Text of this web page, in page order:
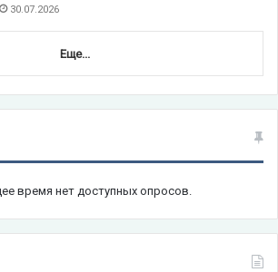
30.07.2026
Еще...
время нет доступных опросов.